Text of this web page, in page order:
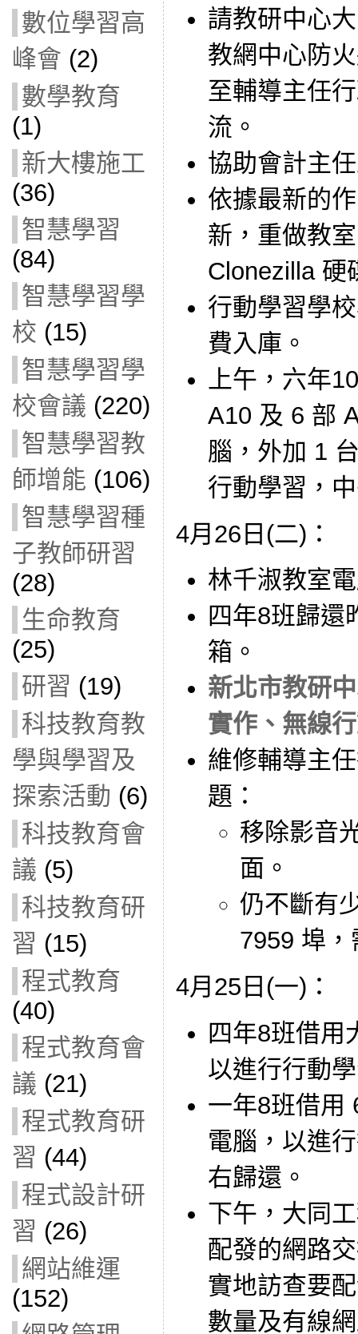
數位學習高
峰會 (2)
數學教育
(1)
新大樓施工
(36)
智慧學習
(84)
智慧學習學
校 (15)
智慧學習學
校會議 (220)
智慧學習教
師增能 (106)
智慧學習種
子教師研習
(28)
生命教育
(25)
研習 (19)
科技教育教
學與學習及
探索活動 (6)
科技教育會
議 (5)
科技教育研
習 (15)
程式教育
(40)
程式教育會
議 (21)
程式教育研
習 (44)
程式設計研
習 (26)
網站維運
(152)
請教研中心
教網中心防
至輔導主任
流。
協助會計主
依據最新的
新，重做教
Clonezilla 硬
行動學習學
費入庫。
上午，六年
A10 及 6 部
腦，外加 1
行動學習，
4月26日(二)：
林千淑教室
四年8班歸還
箱。
新北市教研
實作、無線
維修輔導主
題：
移除影音
面。
仍不斷有
7959 埠
4月25日(一)：
四年8班借用
以進行行動
一年8班借用
電腦，以進
右歸還。
下午，大同
配發的網路
實地訪查要
數量及有線